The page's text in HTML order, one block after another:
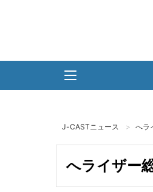
J-CASTニュース へラ
へライザー